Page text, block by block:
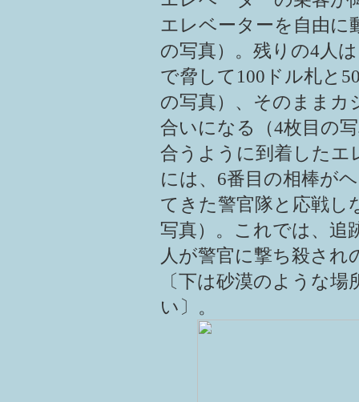
エレベーターを自由に
の写真）。残りの4人
で脅して100ドル札と
の写真）、そのままカ
合いになる（4枚目の
合うように到着したエ
には、6番目の相棒が
てきた警官隊と応戦し
写真）。これでは、追
人が警官に撃ち殺され
〔下は砂漠のような
い〕。